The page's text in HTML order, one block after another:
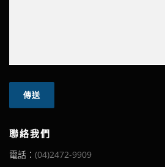
聯絡我們
電話： (04)2472-9909